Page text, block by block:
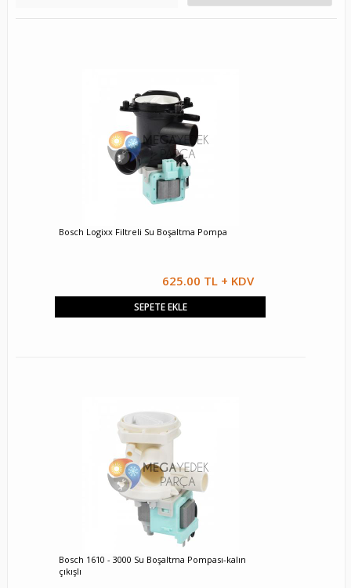
Bosch Logixx Filtreli Su Boşaltma Pompa
625.00 TL + KDV
SEPETE EKLE
Bosch 1610 - 3000 Su Boşaltma Pompası-kalın
çıkışlı